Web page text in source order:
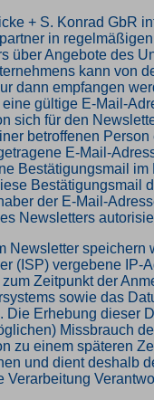
+ S. Konrad GbR
in
über Angebote des
kann von
dann empfangen
gültige E-Mail-
sich für den
betroffenen
E-Mail-
Bestätigungsmail im
Bestätigungsmail
der E-Mail-
Newsletters
Newsletter speichern
(ISP) vergebene IP-
Zeitpunkt der
sowie das
Die Erhebung dieser
Missbrauch
zu einem späteren
und dient deshalb
Verarbeitung